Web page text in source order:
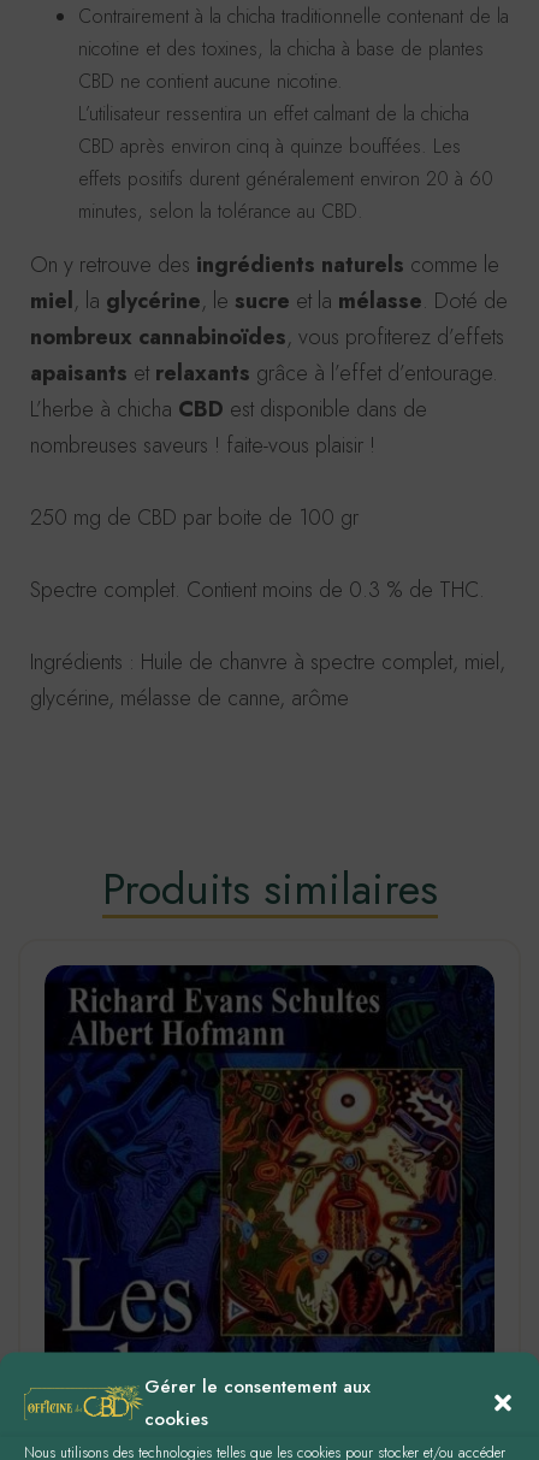
Gérer le consentement aux
cookies
Nous utilisons des technologies telles que les cookies pour stocker et/ou accéder
Contrairement à la chicha traditionnelle contenant de la
nicotine et des toxines, la chicha à base de plantes
CBD ne contient aucune nicotine.
L’utilisateur ressentira un effet calmant de la chicha
CBD après environ cinq à quinze bouffées. Les
effets positifs durent généralement environ 20 à 60
minutes, selon la tolérance au CBD.
On y retrouve des ingrédients naturels comme le
miel, la glycérine, le sucre et la mélasse. Doté de
nombreux cannabinoïdes, vous profiterez d’effets
apaisants et relaxants grâce à l’effet d’entourage.
L’herbe à chicha CBD est disponible dans de
nombreuses saveurs ! faite-vous plaisir !
250 mg de CBD par boite de 100 gr
Spectre complet. Contient moins de 0.3 % de THC.
Ingrédients : Huile de chanvre à spectre complet, miel,
glycérine, mélasse de canne, arôme
Produits similaires